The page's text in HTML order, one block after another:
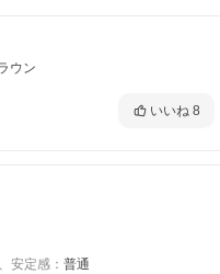
ウン
いいね 8
、 安定感 ： 普通